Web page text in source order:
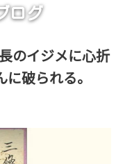
ログ
のイジメに心折
破られる。